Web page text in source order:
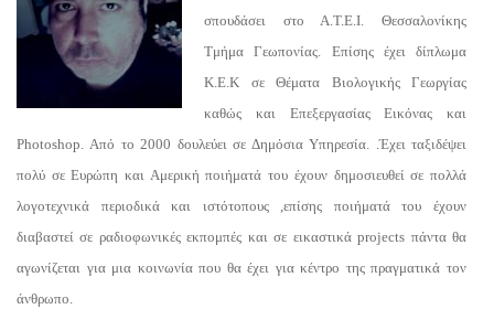
σπουδάσει στο Α.Τ.Ε.Ι. Θεσσαλονίκης
Τμήμα Γεωπονίας. Επίσης έχει δίπλωμα
Κ.Ε.Κ σε Θέματα Βιολογικής Γεωργίας
καθώς και Επεξεργασίας Εικόνας και
Photoshop. Από το 2000 δουλεύει σε Δημόσια Υπηρεσία. .Έχει ταξιδέψει
πολύ σε Ευρώπη και Αμερική ποιήματά του έχουν δημοσιευθεί σε πολλά
λογοτεχνικά περιοδικά και ιστότοπους ,επίσης ποιήματά του έχουν
διαβαστεί σε ραδιοφωνικές εκπομπές και σε εικαστικά projects πάντα θα
αγωνίζεται για μια κοινωνία που θα έχει για κέντρο της πραγματικά τον
άνθρωπο.